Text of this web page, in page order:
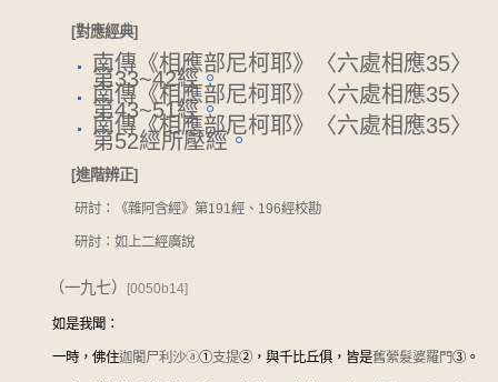
[對應經典]
南傳《相應部尼柯耶》〈六處相應35〉
第33~42經。
南傳《相應部尼柯耶》〈六處相應35〉
第43~51經。
南傳《相應部尼柯耶》〈六處相應35〉
第52經所壓經。
[進階辨正]
研討：《雜阿含經》第191經、196經校勘
研討：如上二經廣說
（一九七） [0050b14]
如是我聞：
一時，佛住迦闍尸利沙ⓐ①支提② ，與千比丘俱，皆是舊縈髮婆羅門③ 。